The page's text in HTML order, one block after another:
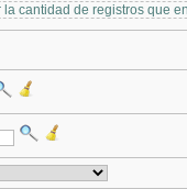
cantidad de registros que